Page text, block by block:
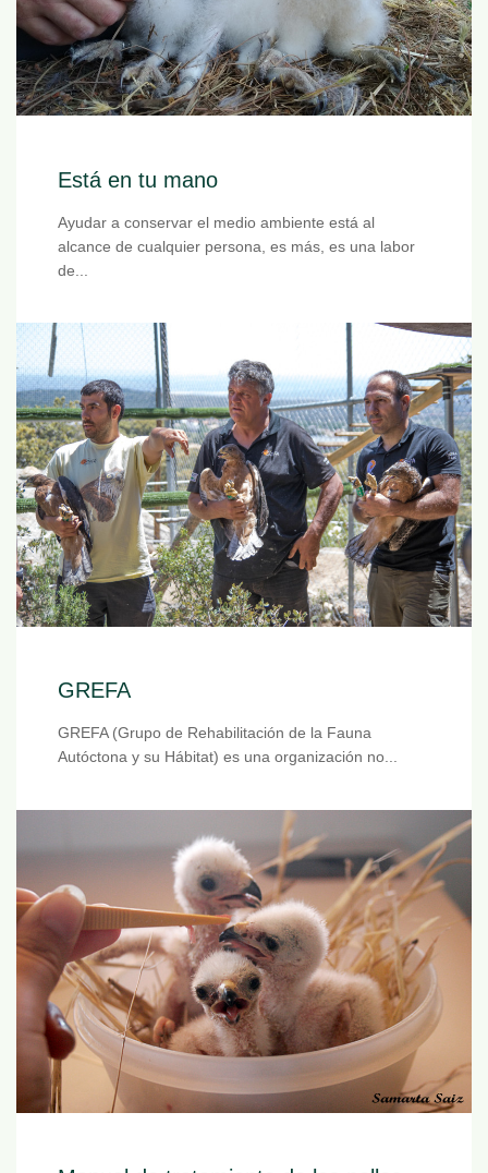
Está en tu mano
Ayudar a conservar el medio ambiente está al
alcance de cualquier persona, es más, es una labor
de...
GREFA
GREFA (Grupo de Rehabilitación de la Fauna
Autóctona y su Hábitat) es una organización no...